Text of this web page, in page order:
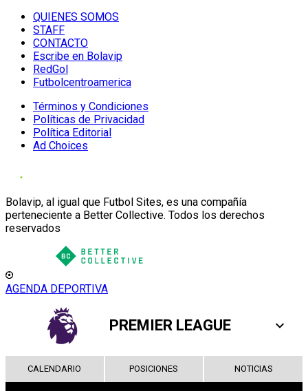
QUIENES SOMOS
STAFF
CONTACTO
Escribe en Bolavip
RedGol
Futbolcentroamerica
Términos y Condiciones
Políticas de Privacidad
Política Editorial
Ad Choices
Bolavip, al igual que Futbol Sites, es una compañía
perteneciente a Better Collective. Todos los derechos
reservados
AGENDA DEPORTIVA
PREMIER LEAGUE
CALENDARIO POSICIONES NOTICIAS